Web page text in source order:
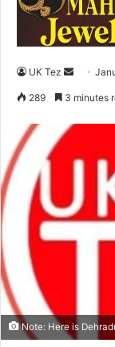
UK Tez
d
m
a
i
289 3 minutes
Note: Here is